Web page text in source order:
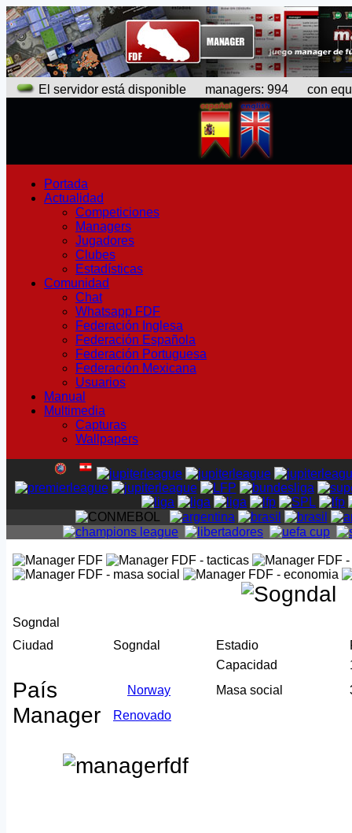
El servidor está disponible managers: 994 con
Portada
Actualidad
Competiciones
Managers
Jugadores
Clubes
Estadísticas
Comunidad
Chat
Whatsapp FDF
Federación Inglesa
Federación Española
Federación Portuguesa
Federación Mexicana
Usuarios
Manual
Multimedia
Capturas
Wallpapers
Sogndal
Ciudad
Sogndal Estadio
Capacidad
País Norway Masa social
Manager Renovado